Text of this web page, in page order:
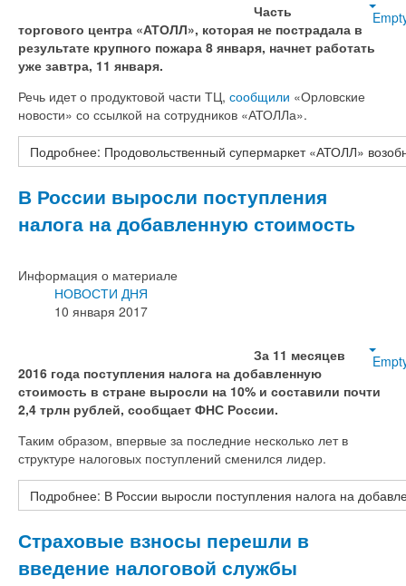
Часть
торгового центра «АТОЛЛ», которая не пострадала в
результате крупного пожара 8 января, начнет работать
уже завтра, 11 января.
Речь идет о продуктовой части ТЦ, сообщили «Орловские
новости» со ссылкой на сотрудников «АТОЛЛа».
Подробнее: Продовольственный супермаркет «АТОЛЛ»
В России выросли поступления
налога на добавленную стоимость
Информация о материале
НОВОСТИ ДНЯ
10 января 2017
За 11 месяцев
2016 года поступления налога на добавленную
стоимость в стране выросли на 10% и составили почти
2,4 трлн рублей, сообщает ФНС России.
Таким образом, впервые за последние несколько лет в
структуре налоговых поступлений сменился лидер.
Подробнее: В России выросли поступления налога на
Страховые взносы перешли в
введение налоговой службы